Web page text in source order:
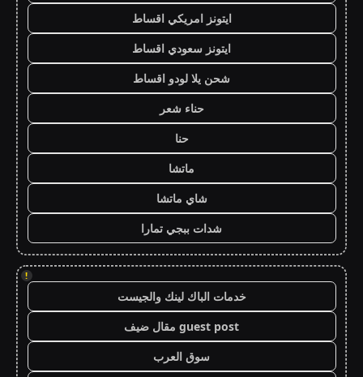
ايتونز امريكي اقساط
ايتونز سعودي اقساط
شحن يلا لودو اقساط
حناء شعر
حنا
ماتشا
شاي ماتشا
شدات ببجي تمارا
!
خدمات الباك لينك والجيست
guest post مقال ضيف
سوق العرب